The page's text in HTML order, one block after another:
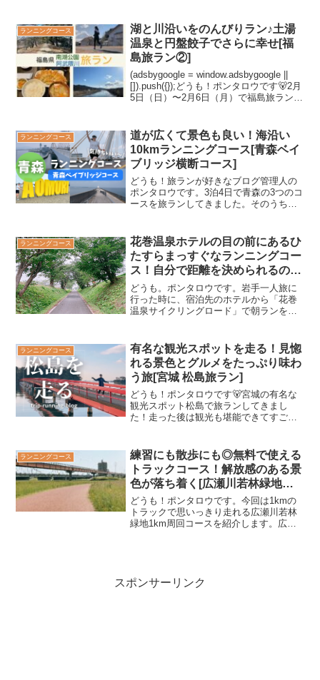
ングコースというより、ゆっくり散策で
きるコースで眺めが最高...
ランニングコース
湖と川沿いをのんびりラン♪土湯
温泉と円盤餃子でさらに幸せ[福
島旅ラン②]
(adsbygoogle = window.adsbygoogle ||
[]).push({});どうも！ポンタロウです🐻2月
5日（日）〜2月6日（月）で福島旅ランに
ランニングコース
道が広くて景色も良い！海沿い
10kmランニングコース[青森ベイ
ブリッジ横断コース]
どうも！旅ランが好きなブログ管理人の
ポンタロウです。3泊4日で青森の3つのコ
ースを旅ランしてきました。そのうち、
やすい場所だったので、青森に行かれる
方の参考になれば嬉し...
ランニングコース
花巻温泉ホテルの目の前にあるひ
たすらまっすぐなランニングコー
ス！自分で距離を決められるのが
良い[花巻温泉サイクリングロー
ド]
どうも。ポンタロウです。岩手一人旅に
行った時に、宿泊先のホテルから「花巻
温泉サイクリングロード」で朝ランをし
ったので紹介します！＜この記事の目次
＞ホテル目の前から...
ランニングコース
有名な観光スポットを走る！見惚
れる景色とグルメをたっぷり味わ
う旅[宮城 松島旅ラン]
どうも！ポンタロウです🐻宮城の有名な
観光スポット松島で旅ランしてきまし
た！走った後は観光も堪能できてすごく
ただきます😊この記事のもくじ松島セン
チュリーホテルに到着！朝...
ランニングコース
練習にも散歩にも◎無料で使える
トラックコース！解放感のある景
色が落ち着く[広瀬川若林緑地
1km周回コース]
どうも！ポンタロウです。今回は1kmの
トラックで思いっきり走れる広瀬川若林
緑地1km周回コースを紹介します。広瀬
スポンサーリンク